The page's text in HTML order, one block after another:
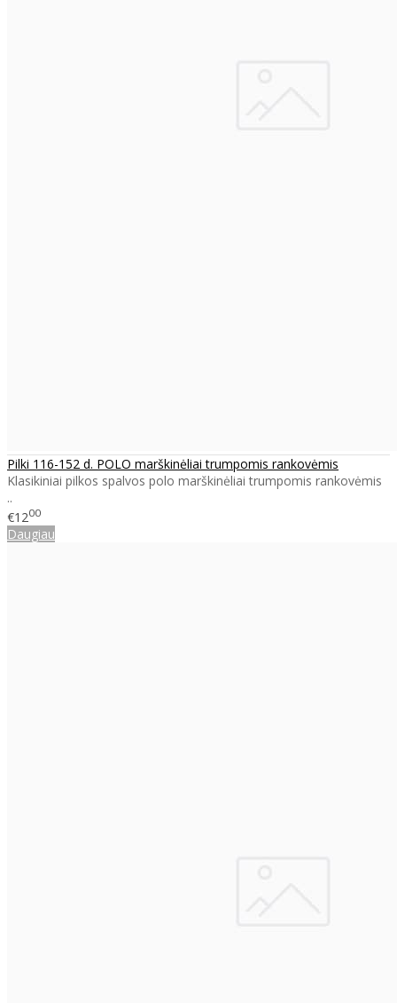
Pilki 116-152 d. POLO marškinėliai trumpomis rankovėmis
Klasikiniai pilkos spalvos polo marškinėliai trumpomis rankovėmis
..
€1200
Daugiau